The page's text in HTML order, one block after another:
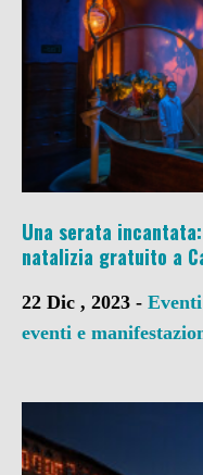
Una serata
natalizia gratuito a
22 Dic , 2023 -
eventi e